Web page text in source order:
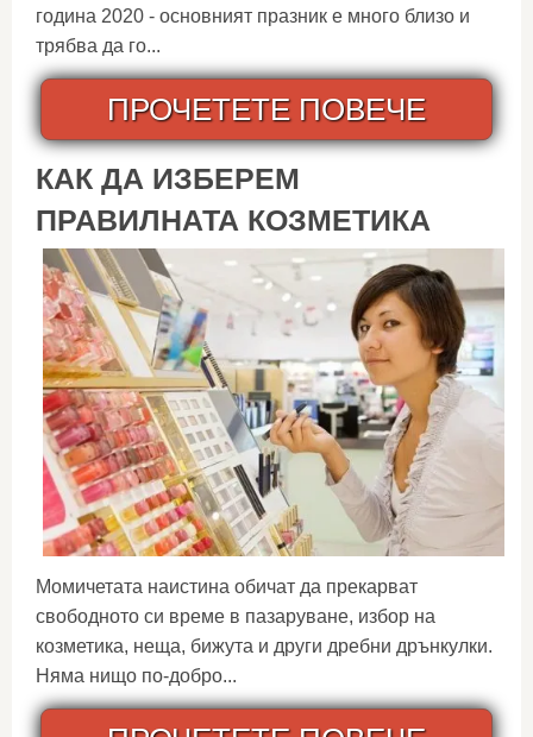
година 2020 - основният празник е много близо и
трябва да го...
ПРОЧЕТЕТЕ ПОВЕЧЕ
КАК ДА ИЗБЕРЕМ
ПРАВИЛНАТА КОЗМЕТИКА
Момичетата наистина обичат да прекарват
свободното си време в пазаруване, избор на
козметика, неща, бижута и други дребни дрънкулки.
Няма нищо по-добро...